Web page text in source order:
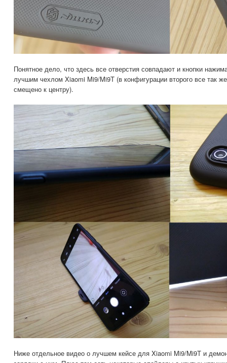
Понятное дело, что здесь все отверстия совпадают и кнопки
лучшим чехлом Xiaomi Mi9/Mi9T (в конфигурации второго все так
смещено к центру).
Ниже отдельное видео о лучшем кейсе для Xiaomi Mi9/Mi9T и